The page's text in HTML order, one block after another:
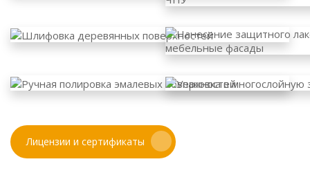
Лицензии и сертификаты